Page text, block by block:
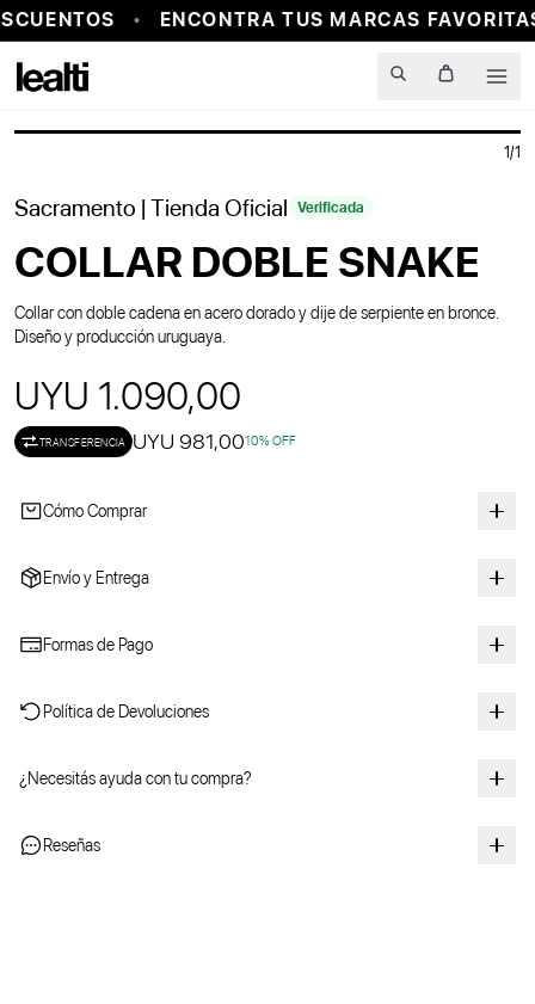
ENCONTRA TUS MARCAS
1/1
Sacramento | Tienda Oficial Verificada
COLLAR DOBLE SNAKE
Collar con doble cadena en acero dorado y dije de serpiente en bronce.
Diseño y producción uruguaya.
UYU 1.090,00
TRANSFERENCIA UYU 981,0010% OFF
Cómo Comprar
Envío y Entrega
Formas de Pago
Política de Devoluciones
¿Necesitás ayuda con tu compra?
Reseñas